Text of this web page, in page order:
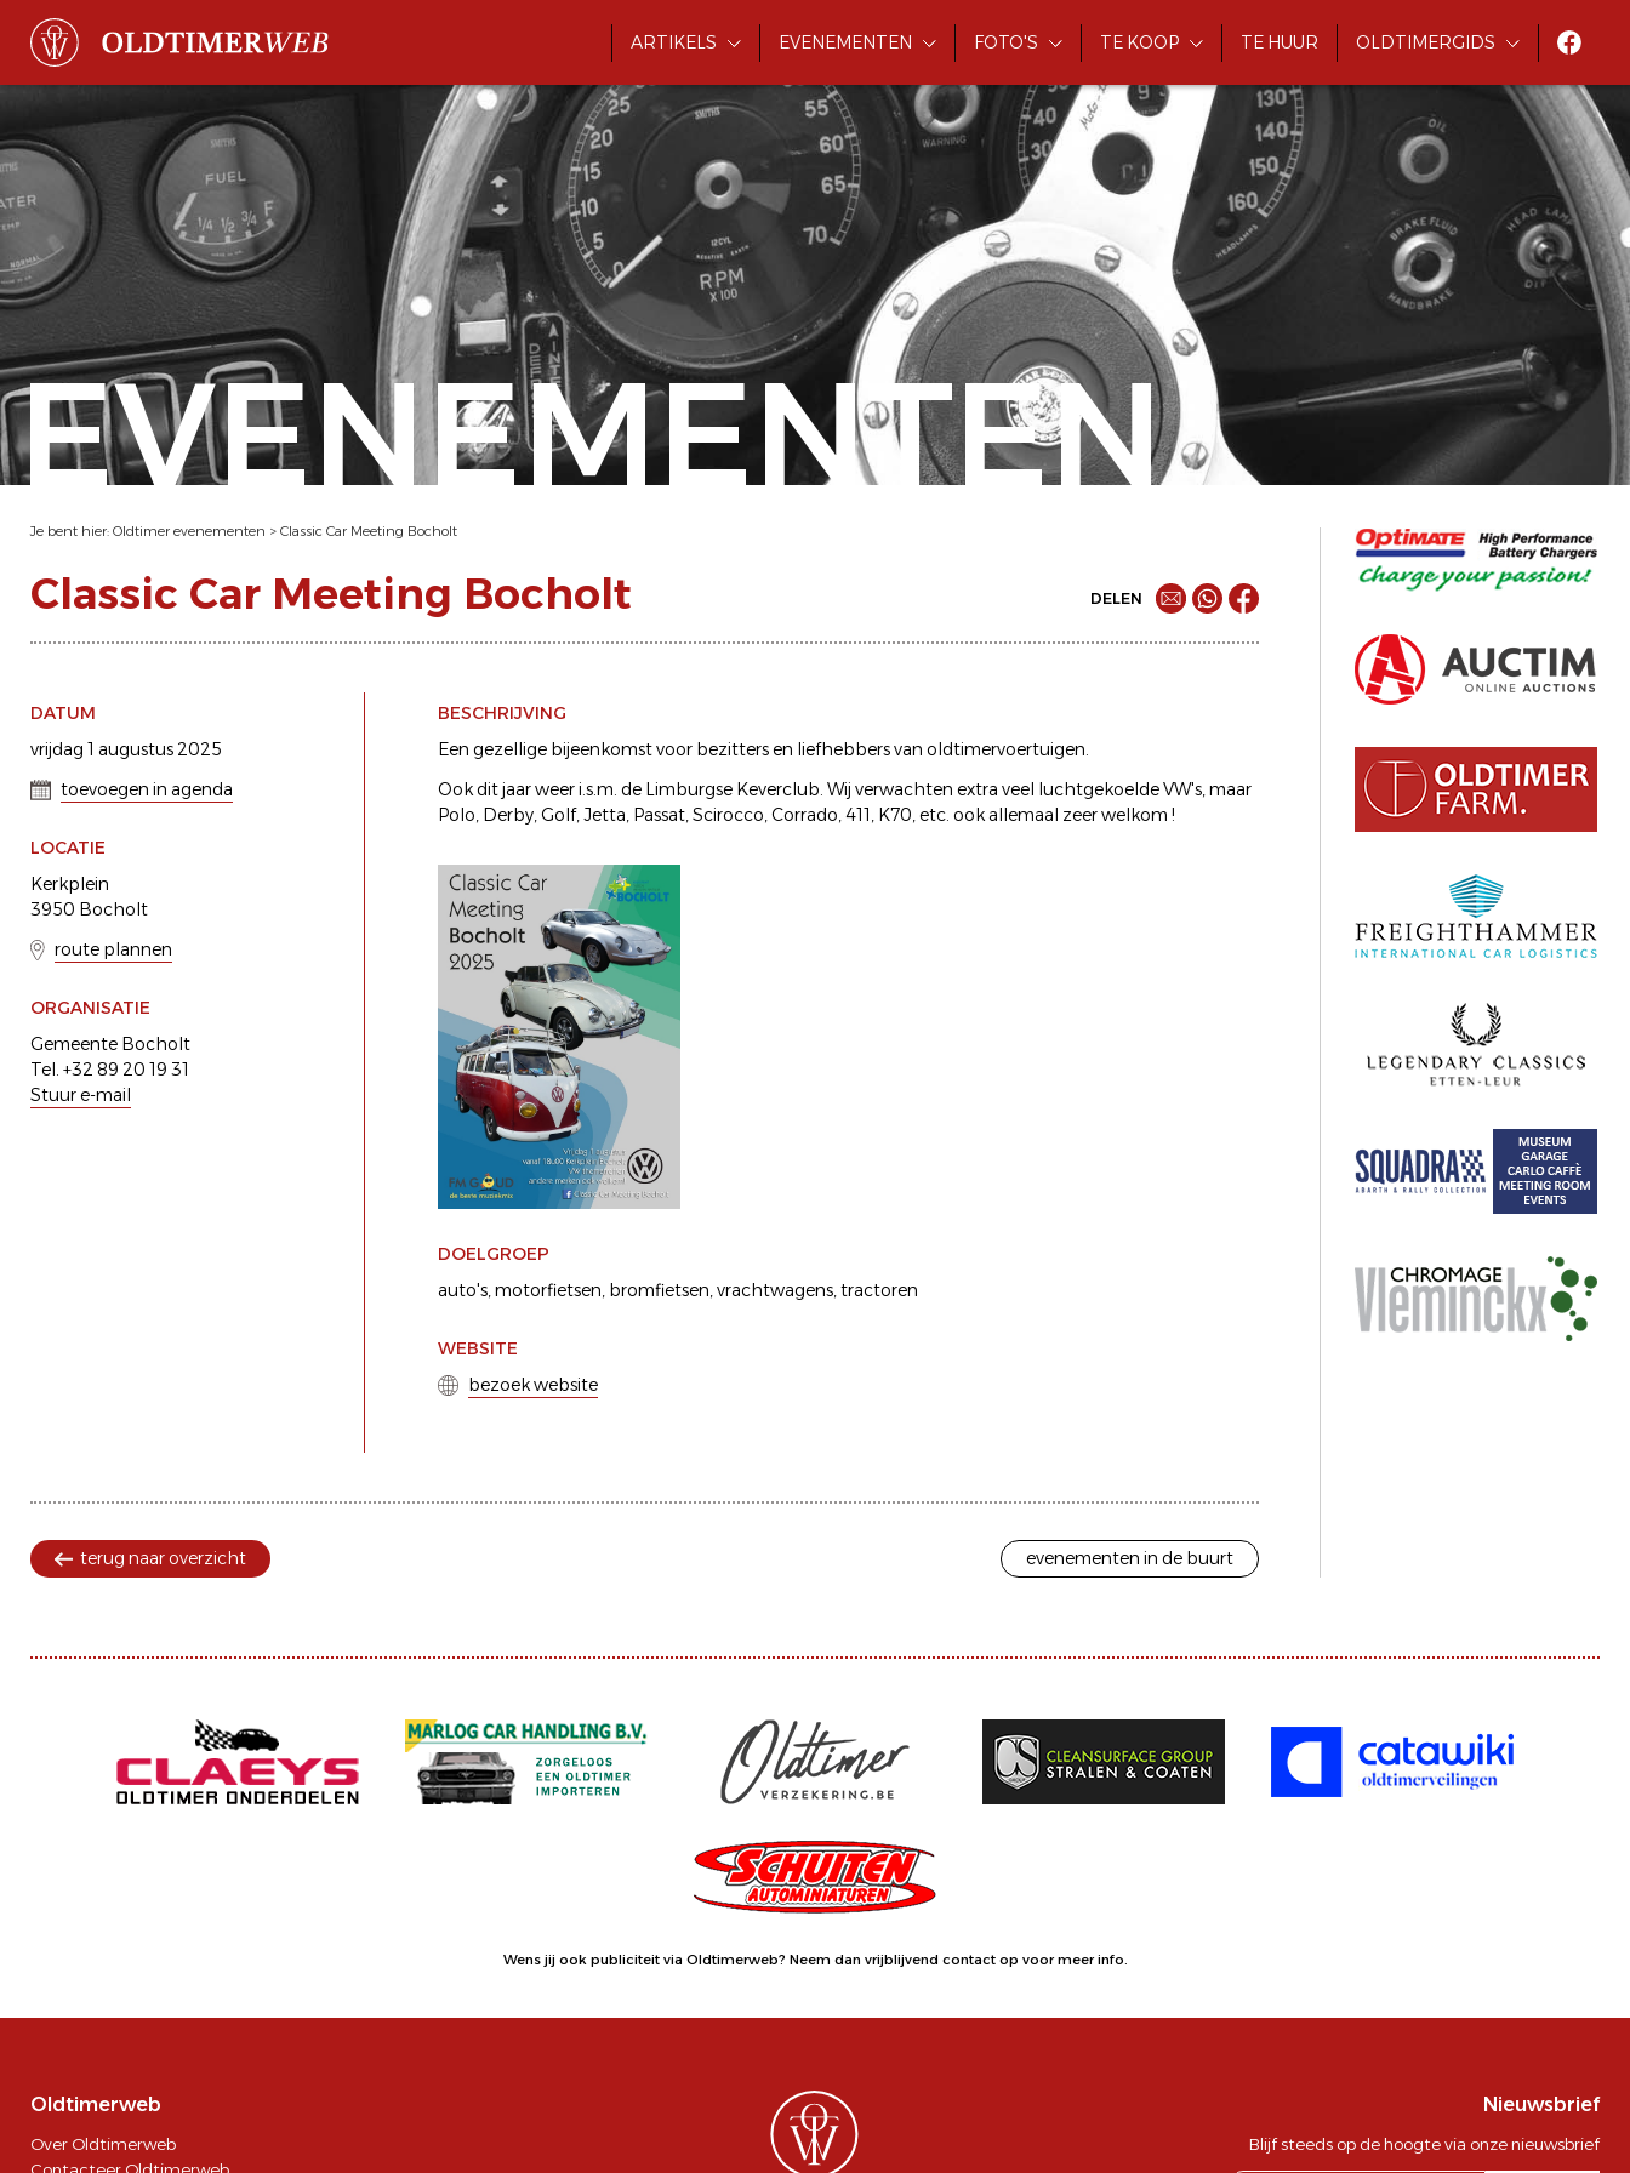
ARTIKELS EVENEMENTEN FOTO'S TE KOOP TE HUUR OLDTIMERGIDS
EVENEMENTEN
Je bent hier: Oldtimer evenementen > Classic Car Meeting Bocholt
Classic Car Meeting Bocholt DELEN
DATUM
vrijdag 1 augustus 2025
toevoegen in agenda
LOCATIE
Kerkplein
3950 Bocholt
route plannen
ORGANISATIE
Gemeente Bocholt
Tel. +32 89 20 19 31
Stuur e-mail
BESCHRIJVING
Een gezellige bijeenkomst voor bezitters en liefhebbers van oldtimervoertuigen.
Ook dit jaar weer i.s.m. de Limburgse Keverclub. Wij verwachten extra veel luchtgekoelde VW's, maar
Polo, Derby, Golf, Jetta, Passat, Scirocco, Corrado, 411, K70, etc. ook allemaal zeer welkom !
DOELGROEP
auto's motorfietsen bromfietsen vrachtwagens tractoren
WEBSITE
bezoek website
terug naar overzicht evenementen in de buurt
Wens jij ook publiciteit via Oldtimerweb? Neem dan vrijblijvend contact op voor meer info.
Oldtimerweb
Over Oldtimerweb
Nieuwsbrief
Blijf steeds op de hoogte via onze nieuwsbrief